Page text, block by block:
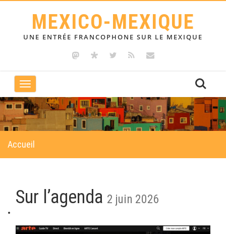
MEXICO-MEXIQUE
UNE ENTRÉE FRANCOPHONE SUR LE MEXIQUE
Toggle
navigation
Accueil
Sur l’agenda 2 juin 2026